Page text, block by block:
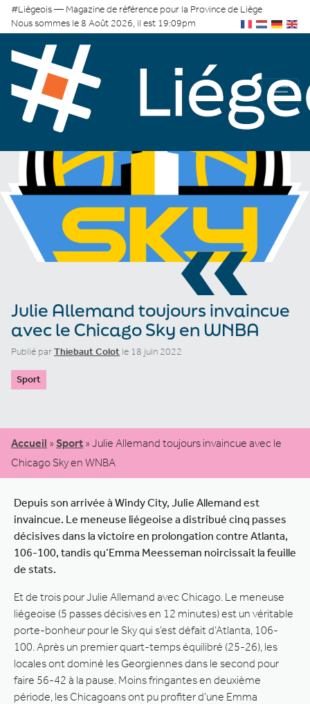
#Liégeois — Magazine de référence pour la Province de Liège
Nous sommes le 8 Août 2026, il est 19:09pm
«
Julie Allemand toujours invaincue
avec le Chicago Sky en WNBA
Publié parThiebaut Colot le 18 juin 2022
Sport
Accueil » Sport » Julie Allemand toujours invaincue avec le
Chicago Sky en WNBA
Depuis son arrivée à Windy City, Julie Allemand est
invaincue. Le meneuse liégeoise a distribué cinq passes
décisives dans la victoire en prolongation contre Atlanta,
106-100, tandis qu’Emma Meesseman noircissait la feuille
de stats.
Et de trois pour Julie Allemand avec Chicago. Le meneuse
liégeoise (5 passes décisives en 12 minutes) est un véritable
porte-bonheur pour le Sky qui s’est défait d’Atlanta, 106-
100. Après un premier quart-temps équilibré (25-26), les
locales ont dominé les Georgiennes dans le second pour
faire 56-42 à la pause. Moins fringantes en deuxième
période, les Chicagoans ont pu profiter d’une Emma